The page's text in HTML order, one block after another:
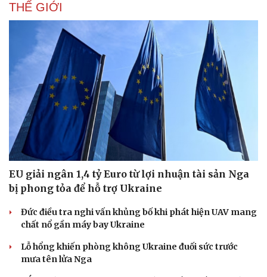
Doanh nghiệp
THẾ GIỚI
EU giải ngân 1,4 tỷ Euro từ lợi nhuận tài sản Nga
bị phong tỏa để hỗ trợ Ukraine
Đức điều tra nghi vấn khủng bố khi phát hiện UAV mang
chất nổ gần máy bay Ukraine
Lỗ hổng khiến phòng không Ukraine đuối sức trước
mưa tên lửa Nga